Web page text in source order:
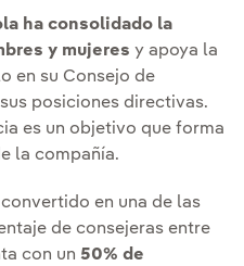
ha consolidado la
y mujeres y apoya la
en su Consejo de
posiciones directivas.
es un objetivo que forma
la compañía.
en una de las
de consejeras entre
con un 50% de